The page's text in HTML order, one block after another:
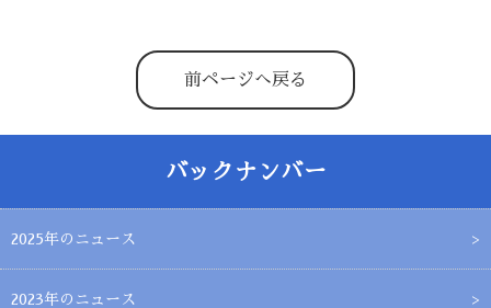
前ページへ戻る
バックナンバー
2025年のニュース
2023年のニュース